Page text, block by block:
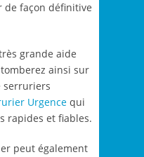
de façon définitive
grande aide
ainsi sur
serruriers
Urgence qui
rapides et fiables.
peut également